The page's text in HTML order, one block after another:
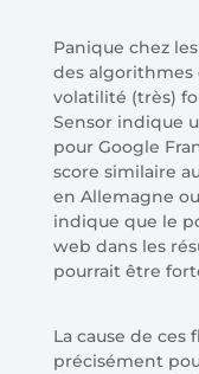
Panique chez
des algorithmes
volatilité (très)
Sensor indique
pour Google
score similaire
en Allemagne
indique que le
web dans les
pourrait être
La cause de ces
précisément